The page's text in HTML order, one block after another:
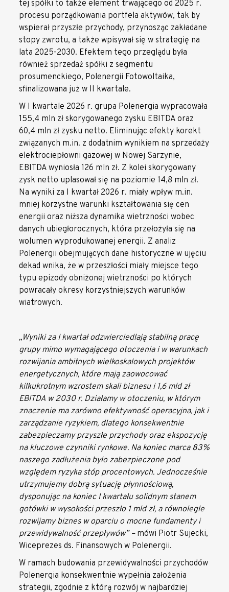
tej spółki to także element trwającego od 2025 r.
procesu porządkowania portfela aktywów, tak by
wspierał przyszłe przychody, przynosząc zakładane
stopy zwrotu, a także wpisywał się w strategię na
lata 2025-2030. Efektem tego przeglądu była
również sprzedaż spółki z segmentu
prosumenckiego, Polenergii Fotowoltaika,
sfinalizowana już w II kwartale.
W I kwartale 2026 r. grupa Polenergia wypracowała
155,4 mln zł skorygowanego zysku EBITDA oraz
60,4 mln zł zysku netto. Eliminując efekty korekt
związanych m.in. z dodatnim wynikiem na sprzedaży
elektrociepłowni gazowej w Nowej Sarzynie,
EBITDA wyniosła 126 mln zł. Z kolei skorygowany
zysk netto uplasował się na poziomie 14,8 mln zł.
Na wyniki za I kwartał 2026 r. miały wpływ m.in.
mniej korzystne warunki kształtowania się cen
energii oraz niższa dynamika wietrzności wobec
danych ubiegłorocznych, która przełożyła się na
wolumen wyprodukowanej energii. Z analiz
Polenergii obejmujących dane historyczne w ujęciu
dekad wnika, że w przeszłości miały miejsce tego
typu epizody obniżonej wietrzności po których
powracały okresy korzystniejszych warunków
wiatrowych.
„Wyniki za I kwartał odzwierciedlają stabilną pracę
grupy mimo wymagającego otoczenia i w warunkach
rozwijania ambitnych wielkoskalowych projektów
energetycznych, które mają zaowocować
kilkukrotnym wzrostem skali biznesu i 1,6 mld zł
EBITDA w 2030 r. Działamy w otoczeniu, w którym
znaczenie ma zarówno efektywność operacyjna, jak i
zarządzanie ryzykiem, dlatego konsekwentnie
zabezpieczamy przyszłe przychody oraz ekspozycję
na kluczowe czynniki rynkowe. Na koniec marca 83%
naszego zadłużenia było zabezpieczone pod
względem ryzyka stóp procentowych. Jednocześnie
utrzymujemy dobrą sytuację płynnościową,
dysponując na koniec I kwartału solidnym stanem
gotówki w wysokości przeszło 1 mld zł, a równolegle
rozwijamy biznes w oparciu o mocne fundamenty i
przewidywalność przepływów” – mówi Piotr Sujecki,
Wiceprezes ds. Finansowych w Polenergii.
W ramach budowania przewidywalności przychodów
Polenergia konsekwentnie wypełnia założenia
strategii, zgodnie z którą rozwój w najbardziej